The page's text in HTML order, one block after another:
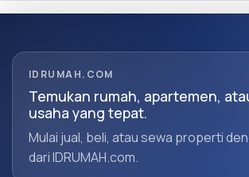
IDRUMAH.COM
Temukan rumah, apartemen,
usaha yang tepat.
Mulai jual, beli, atau sewa properti
dari IDRUMAH.com.